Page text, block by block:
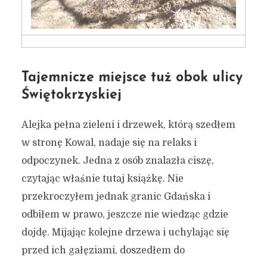
Tajemnicze miejsce tuż obok ulicy
Świętokrzyskiej
Alejka pełna zieleni i drzewek, którą szedłem
w stronę Kowal, nadaje się na relaks i
odpoczynek. Jedna z osób znalazła ciszę,
czytając właśnie tutaj książkę. Nie
przekroczyłem jednak granic Gdańska i
odbiłem w prawo, jeszcze nie wiedząc gdzie
dojdę. Mijając kolejne drzewa i uchylając się
przed ich gałęziami, doszedłem do